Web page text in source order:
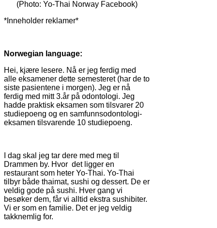
(Photo: Yo-Thai Norway Facebook)
*Inneholder reklamer*
Norwegian language:
Hei, kjære lesere. Nå er jeg ferdig med
alle eksamener dette semesteret (har de to
siste pasientene i morgen). Jeg er nå
ferdig med mitt 3.år på odontologi. Jeg
hadde praktisk eksamen som tilsvarer 20
studiepoeng og en samfunnsodontologi-
eksamen tilsvarende 10 studiepoeng.
I dag skal jeg tar dere med meg til
Drammen by. Hvor det ligger en
restaurant som heter Yo-Thai. Yo-Thai
tilbyr både thaimat, sushi og dessert. De er
veldig gode på sushi. Hver gang vi
besøker dem, får vi alltid ekstra sushibiter.
Vi er som en familie. Det er jeg veldig
takknemlig for.